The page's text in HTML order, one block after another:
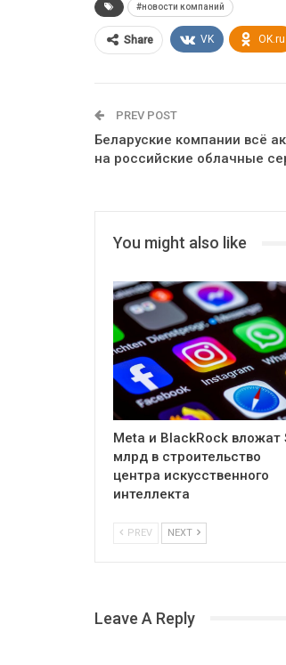
#новости компаний
Share VK OK.ru
PREV POST
Беларуские компании всё
на российские облачные
You might also like
Meta и BlackRock вложат
млрд в строительство
центра искусственного
интеллекта
PREV NEXT
Leave A Reply